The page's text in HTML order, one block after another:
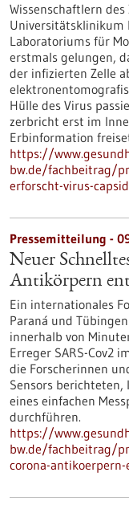
Wissenschaftlern
Universitätsklinikum
Laboratoriums für
erstmals gelungen,
der infizierten Zelle
Hülle des Virus
zerbricht erst im
Erbinformation
https://
bw.de/fachbeitrag/
erforscht-virus-
Pressemitteilung -
Neuer
Antikörpern
Ein internationales
Paraná und
innerhalb von
Erreger SARS-Cov2
die Forscherinnen
Sensors berichteten,
eines einfachen
durchführen.
https://
bw.de/fachbeitrag/
corona-